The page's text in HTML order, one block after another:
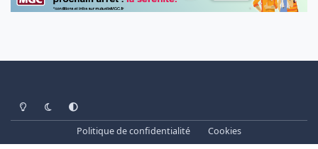
Light ModeDark ModeSystem Preference
Politique de confidentialité
Cookies